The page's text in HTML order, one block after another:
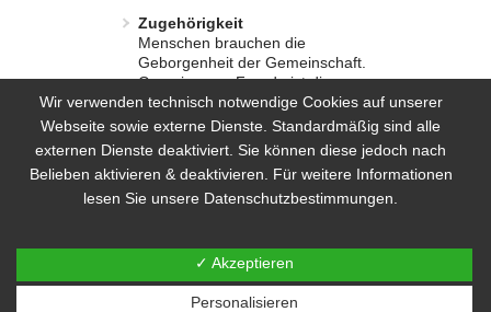
Zugehörigkeit
Menschen brauchen die
Geborgenheit der Gemeinschaft.
Gemeinsame Freude ist die
schönste Freude: In der
Gemeinschaft oder im Team
Ergebnisse im Schulterschluss zu
erzielen, sind für uns das Höchste
der Gefühle. So kann ein gut
ausgeprägtes Ich-Du-Wir
Mit dem Prinzip Coaching können wir
Wir verwenden technisch notwendige Cookies auf unserer
Webseite sowie externe Dienste. Standardmäßig sind alle
externen Dienste deaktiviert. Sie können diese jedoch nach
Belieben aktivieren & deaktivieren. Für weitere Informationen
lesen Sie unsere Datenschutzbestimmungen.
✓ Akzeptieren
Personalisieren